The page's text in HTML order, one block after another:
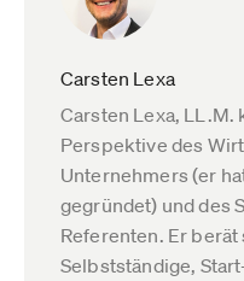
Carsten Lexa
Carsten Lexa, LL.M.
Perspektive des
Unternehmers (er
gegründet) und des
Referenten. Er berät
Selbstständige,